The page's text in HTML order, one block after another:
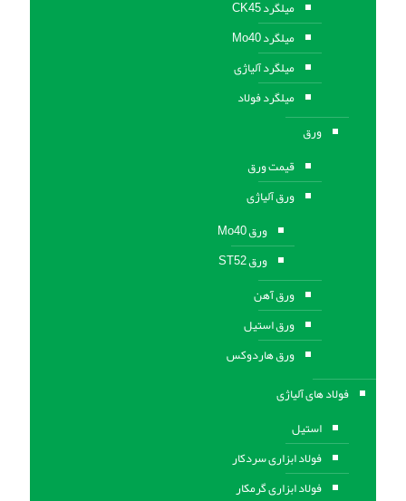
میلگرد CK45
میلگرد Mo40
میلگرد آلیاژی
میلگرد فولاد
ورق
قیمت ورق
ورق آلیاژی
ورق Mo40
ورق ST52
ورق آهن
ورق استيل
ورق هاردوکس
فولاد های آلیاژی
استیل
فولاد ابزاری سردکار
فولاد ابزاری گرمکار